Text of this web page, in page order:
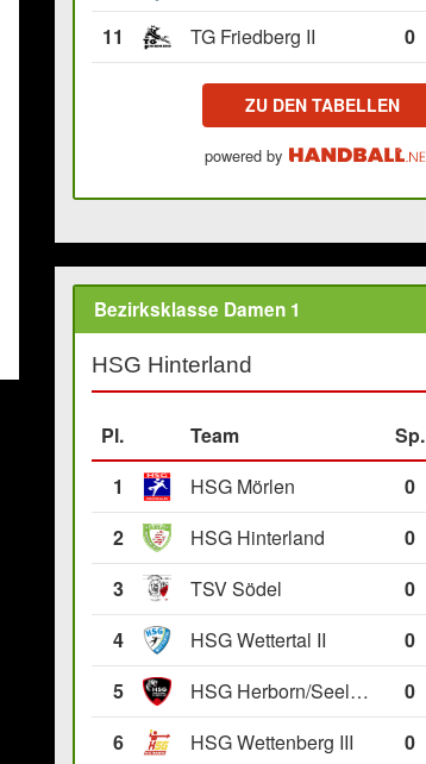
11
TG Friedberg II 0
ZU DEN TABELLEN
powered by
Bezirksklasse Damen 1
HSG Hinterland
Pl. Team Sp.
1
HSG Mörlen 0
2
HSG Hinterland 0
3
TSV Södel 0
4
HSG Wettertal II 0
5
HSG Herborn/Seelbach 0
6
HSG Wettenberg III 0